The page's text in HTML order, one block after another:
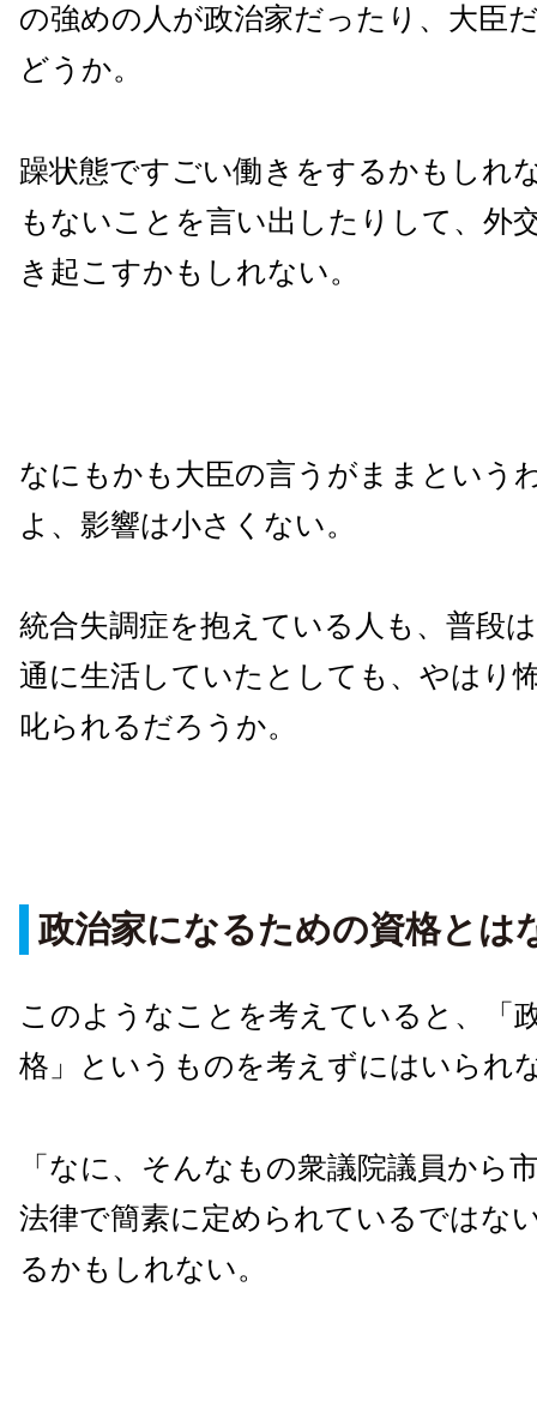
の強めの人が政治家だったり、大臣
どうか。
躁状態ですごい働きをするかもしれ
もないことを言い出したりして、外
き起こすかもしれない。
なにもかも大臣の言うがままという
よ、影響は小さくない。
統合失調症を抱えている人も、普段
通に生活していたとしても、やはり
叱られるだろうか。
政治家になるための資格とは
このようなことを考えていると、「
格」というものを考えずにはいられ
「なに、そんなもの衆議院議員から
法律で簡素に定められているではな
るかもしれない。